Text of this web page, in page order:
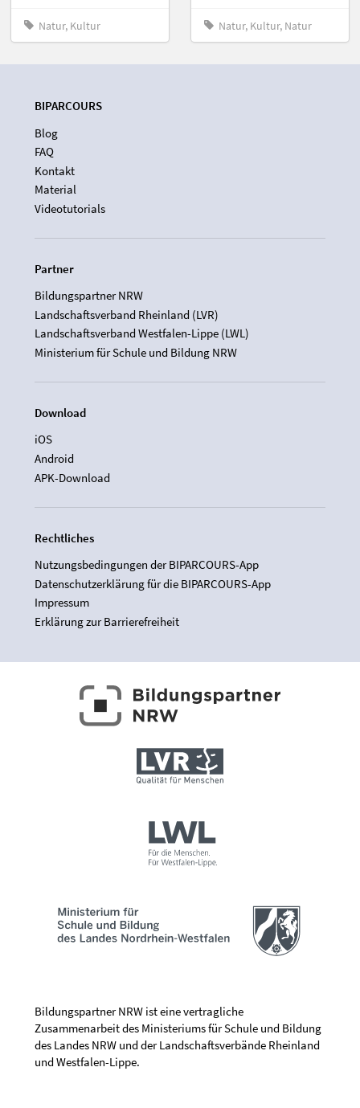
Natur, Kultur Natur, Kultur, Natur
BIPARCOURS
Blog
FAQ
Kontakt
Material
Videotutorials
Partner
Bildungspartner NRW
Landschaftsverband Rheinland (LVR)
Landschaftsverband Westfalen-Lippe (LWL)
Ministerium für Schule und Bildung NRW
Download
iOS
Android
APK-Download
Rechtliches
Nutzungsbedingungen der BIPARCOURS-App
Datenschutzerklärung für die BIPARCOURS-App
Impressum
Erklärung zur Barrierefreiheit
Bildungspartner NRW ist eine vertragliche
Zusammenarbeit des Ministeriums für Schule und Bildung
des Landes NRW und der Landschaftsverbände Rheinland
und Westfalen-Lippe.